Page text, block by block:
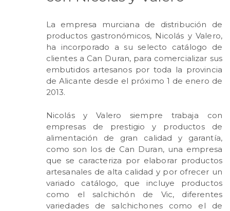
La empresa murciana de distribución de
productos gastronómicos, Nicolás y Valero,
ha incorporado a su selecto catálogo de
clientes a Can Duran, para comercializar sus
embutidos artesanos por toda la provincia
de Alicante desde el próximo 1 de enero de
2013.
Nicolás y Valero siempre trabaja con
empresas de prestigio y productos de
alimentación de gran calidad y garantía,
como son los de Can Duran, una empresa
que se caracteriza por elaborar productos
artesanales de alta calidad y por ofrecer un
variado catálogo, que incluye productos
como el salchichón de Vic, diferentes
variedades de salchichones como el de